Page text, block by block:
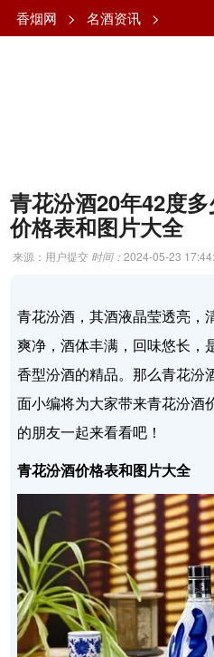
香烟网 > 名酒资讯 >
青花汾酒20年42度
价格表和图片大全
来源：用户提交 时间：2024-05-23
青花汾酒，其酒液晶莹透亮，
爽净，酒体丰满，回味悠长，
香型汾酒的精品。那么青花汾
面小编将为大家带来青花汾酒
的朋友一起来看看吧！
青花汾酒价格表和图片大全